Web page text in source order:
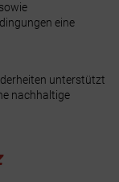
eine
unterstützt
nachhaltige